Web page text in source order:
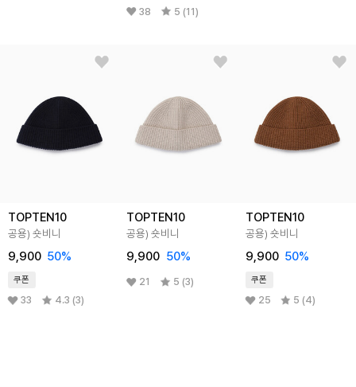
38 5 (11)
TOPTEN10
공용) 숏비니
9,900 50%
쿠폰
33 4.3 (3)
TOPTEN10
공용) 숏비니
9,900 50%
21 5 (3)
TOPTEN10
공용) 숏비니
9,900 50%
쿠폰
25 5 (4)